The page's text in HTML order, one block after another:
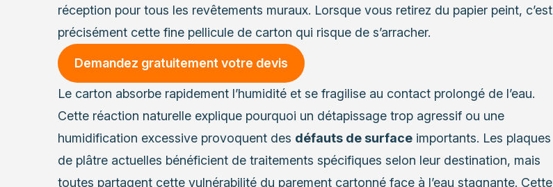
réception pour tous les revêtements muraux. Lorsque vous retirez du papier peint, c’est
précisément cette fine pellicule de carton qui risque de s’arracher.
Demandez gratuitement votre devis
Le carton absorbe rapidement l’humidité et se fragilise au contact prolongé de l’eau.
Cette réaction naturelle explique pourquoi un détapissage trop agressif ou une
humidification excessive provoquent des défauts de surfaceimportants. Les plaques
de plâtre actuelles bénéficient de traitements spécifiques selon leur destination, mais
toutes partagent cette vulnérabilité du parement cartonné face à l’eau stagnante. Cette